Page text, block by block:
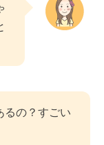
るの？すごい